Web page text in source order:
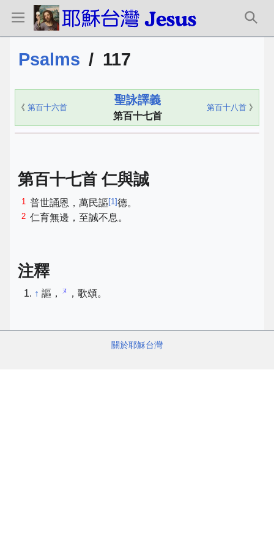
Psalms / 117
《 第百十六首
聖詠譯義
第百十七首
第百十八首 》
第百十七首 仁與誠
1 普世誦恩，萬民謳 [1]德。
2 仁育無邊，至誠不息。
注釋
↑ 謳， ㄡ ，歌頌。
關於耶穌台灣